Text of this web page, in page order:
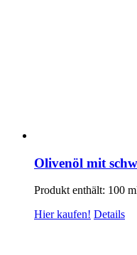
Olivenöl mit
Produkt enthält: 100
Hier kaufen! Details